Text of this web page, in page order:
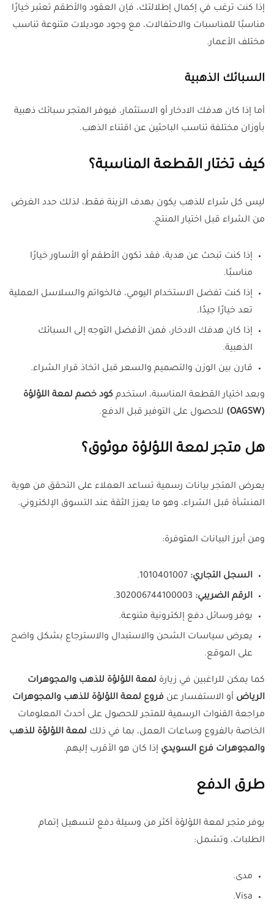
إذا كنت ترغب في إكمال إطلالتك، فإن العقود والأطقم تعتبر خيارًا
مناسبًا للمناسبات والاحتفالات، مع وجود موديلات متنوعة تناسب
مختلف الأعمار.
السبائك الذهبية
أما إذا كان هدفك الادخار أو الاستثمار، فيوفر المتجر سبائك ذهبية
بأوزان مختلفة تناسب الباحثين عن اقتناء الذهب.
كيف تختار القطعة المناسبة؟
ليس كل شراء للذهب يكون بهدف الزينة فقط، لذلك حدد الغرض
من الشراء قبل اختيار المنتج.
إذا كنت تبحث عن هدية، فقد تكون الأطقم أو الأساور خيارًا
مناسبًا.
إذا كنت تفضل الاستخدام اليومي، فالخواتم والسلاسل العملية
تعد خيارًا جيدًا.
إذا كان هدفك الادخار، فمن الأفضل التوجه إلى السبائك
الذهبية.
قارن بين الوزن والتصميم والسعر قبل اتخاذ قرار الشراء.
وبعد اختيار القطعة المناسبة، استخدم كود خصم لمعة اللؤلؤة
(OAGSW)
للحصول على التوفير قبل الدفع.
هل متجر لمعة اللؤلؤة موثوق؟
يعرض المتجر بيانات رسمية تساعد العملاء على التحقق من هوية
المنشأة قبل الشراء، وهو ما يعزز الثقة عند التسوق الإلكتروني.
ومن أبرز البيانات المتوفرة:
السجل التجاري:
الرقم الضريبي:
يوفر وسائل دفع إلكترونية متنوعة.
يعرض سياسات الشحن والاستبدال والاسترجاع بشكل واضح
على الموقع.
كما يمكن للراغبين في زيارة لمعة اللؤلؤة للذهب والمجوهرات
الرياض أو الاستفسار عن فروع لمعة اللؤلؤة للذهب والمجوهرات
مراجعة القنوات الرسمية للمتجر للحصول على أحدث المعلومات
الخاصة بالفروع وساعات العمل، بما في ذلك لمعة اللؤلؤة للذهب
والمجوهرات فرع السويدي إذا كان هو الأقرب إليهم.
طرق الدفع
يوفر متجر لمعة اللؤلؤة أكثر من وسيلة دفع لتسهيل إتمام
الطلبات، وتشمل:
مدى.
Visa.